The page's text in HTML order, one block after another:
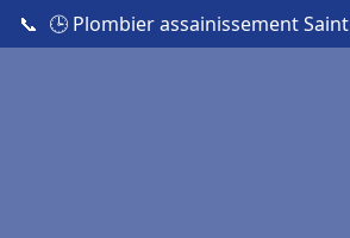
📞 🕒 Plombier assainissement